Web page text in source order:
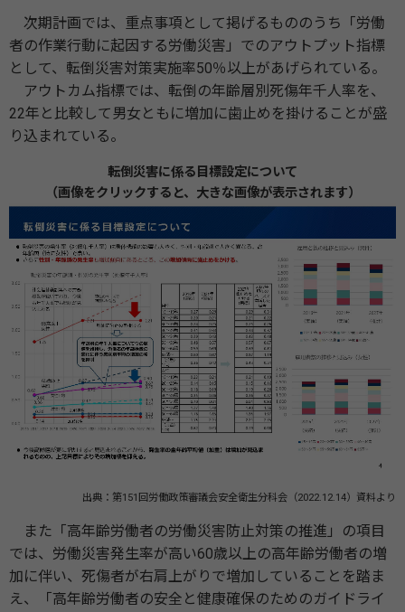
次期計画では、重点事項として掲げるもののうち「労働
者の作業行動に起因する労働災害」でのアウトプット指標
として、転倒災害対策実施率50％以上があげられている。
アウトカム指標では、転倒の年齢層別死傷年千人率を、
22年と比較して男女ともに増加に歯止めを掛けることが盛
り込まれている。
転倒災害に係る目標設定について
（画像をクリックすると、大きな画像が表示されます）
出典：第151回労働政策審議会安全衛生分科会（2022.12.14）資料より
また「高年齢労働者の労働災害防止対策の推進」の項目
では、労働災害発生率が高い60歳以上の高年齢労働者の増
加に伴い、死傷者が右肩上がりで増加していることを踏ま
え、「高年齢労働者の安全と健康確保のためのガイドライ